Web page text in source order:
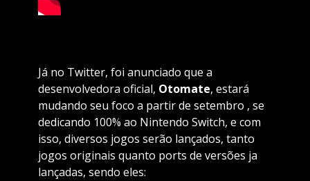
Já no Twitter, foi anunciado que a
desenvolvedora oficial, Otomate, estará
mudando seu foco a partir de setembro , se
dedicando 100% ao Nintendo Switch, e com
isso, diversos jogos serão lançados, tanto
jogos originais quanto ports de versões ja
lançadas, sendo eles: